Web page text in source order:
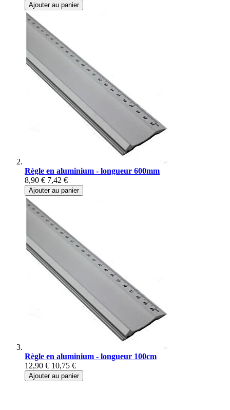
Ajouter au panier
Règle en aluminium - longueur 600mm
8,90 € 7,42 €
Ajouter au panier
Règle en aluminium - longueur 100cm
12,90 € 10,75 €
Ajouter au panier